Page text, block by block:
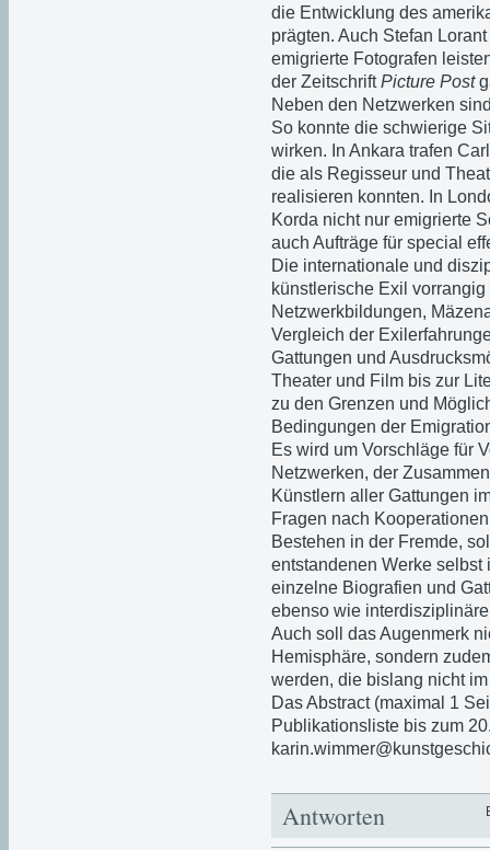
die Entwicklung des
prägten. Auch Stefan
emigrierte Fotografen
der ZeitschriftPicture Post
Neben den Netzwerken
So konnte die schwierige
wirken. In Ankara trafen
die als Regisseur und
realisieren konnten. In
Korda nicht nur emigrierte
auch Aufträge für special
Die internationale und
künstlerische Exil
Netzwerkbildungen,
Vergleich der
Gattungen und
Theater und Film bis zur
zu den Grenzen und
Bedingungen der
Es wird um Vorschläge für
Netzwerken, der
Künstlern aller Gattungen
Fragen nach
Bestehen in der Fremde,
entstandenen Werke selbst
einzelne Biografien und
ebenso wie
Auch soll das Augenmerk
Hemisphäre, sondern
werden, die bislang nicht
Das Abstract (maximal 1
Publikationsliste bis zum
Antworten